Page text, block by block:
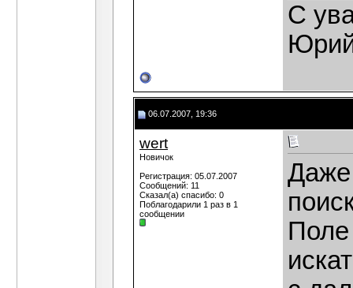
С
06.07.2007, 19:36
wert
Новичок
Регистрация: 05.07.2007
Сообщений: 11
Сказал(а) спасибо: 0
Поблагодарили 1 раз в 1
сообщении
Даже
Поле